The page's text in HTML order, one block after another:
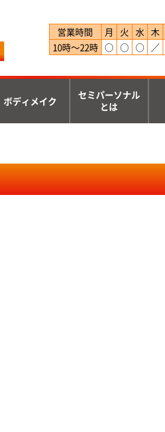
営業時間 月 火 水 木
10時～22時 ○ ○ ○ ／
ボディメイク
セミパーソナル
とは